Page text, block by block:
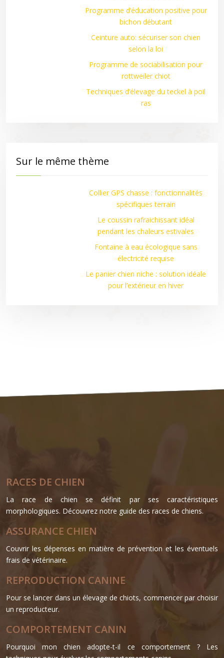
Programme d’éducation positive pour
bichon débutant
Ceinture auto: sécuriser son chien
selon la loi
Programme de sociabilisation pour
rottweiler chiot
Techniques d’élevage du teckel à poil
ras
Sur le même thème
Collier GPS chasse : fonctionnalités
spécifiques terrain
Le coussin rafraichissant idéal
pendant les chaleurs estivales
Fontaine à eau écologique sans
électricité requise
Le panier chien niche : solution idéale
pour l’extérieur en hiver
RACES DE CHIEN
La race de chien se définit par ses caractéristiques
morphologiques. Découvrez notre guide des races de chiens.
ASSURANCE CHIEN
Couvrir les dépenses en matière de prévention et les éventuels
frais de vétérinaire.
REPRODUCTION CANINE
Pour se lancer dans un élevage de chiots, commencer par choisir
un reproducteur.
COMPORTEMENT CANIN
Pourquoi mon chien adopte-t-il ce comportement ? Les